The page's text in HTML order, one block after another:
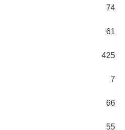
74
61
425
7
66
55